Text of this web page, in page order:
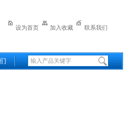
设为首页 加入收藏 联系我们